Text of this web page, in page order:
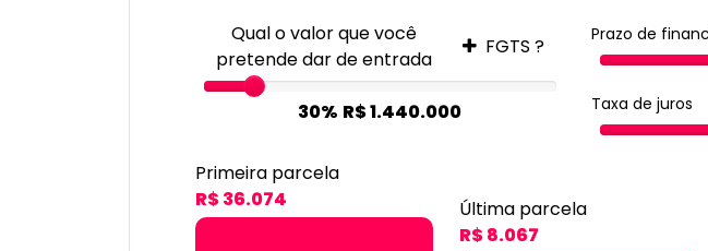
Qual o valor que você
pretende dar de entrada
FGTS ?
30% R$ 1.440.000
Prazo de
Taxa de juros
Primeira parcela
R$ 36.074
Última parcela
R$ 8.067